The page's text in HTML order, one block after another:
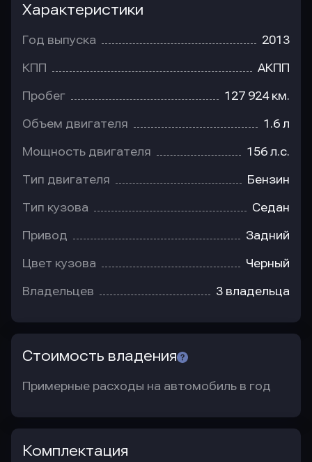
Характеристики
Год выпуска 2013
КПП АКПП
Пробег 127 924 км.
Объем двигателя 1.6 л
Мощность двигателя 156 л.с.
Тип двигателя Бензин
Тип кузова Седан
Привод Задний
Цвет кузова Черный
Владельцев 3 владельца
Стоимость владения
Примерные расходы на автомобиль в год
Комплектация